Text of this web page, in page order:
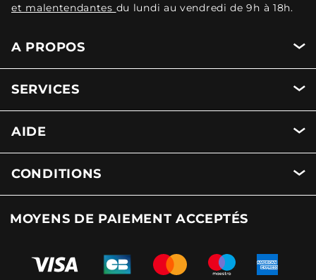
et malentendantes du lundi au vendredi de 9h à 18h.
A PROPOS
SERVICES
AIDE
CONDITIONS
MOYENS DE PAIEMENT ACCEPTÉS